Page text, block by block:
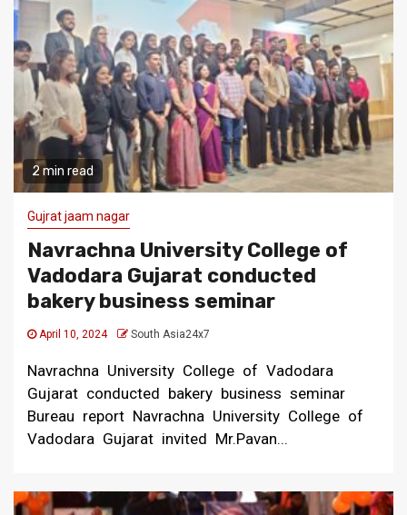
2 min read
Gujrat jaam nagar
Navrachna University College of
Vadodara Gujarat conducted
bakery business seminar
April 10, 2024 South Asia24x7
Navrachna University College of Vadodara
Gujarat conducted bakery business seminar
Bureau report Navrachna University College of
Vadodara Gujarat invited Mr.Pavan...